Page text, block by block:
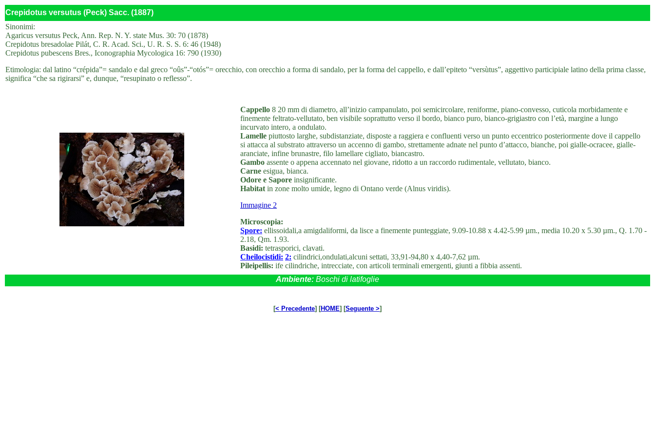
Crepidotus versutus (Peck) Sacc. (1887)
Sinonimi:
Agaricus versutus Peck, Ann. Rep. N. Y. state Mus. 30: 70 (1878)
Crepidotus bresadolae Pilát, C. R. Acad. Sci., U. R. S. S. 6: 46 (1948)
Crepidotus pubescens Bres., Iconographia Mycologica 16: 790 (1930)
Etimologia: dal latino “crépida”= sandalo e dal greco “oûs”-“otós”= orecchio, con orecchio a forma di sandalo, per la forma del cappello, e dall’epiteto “versùtus”, aggettivo participiale latino della prima classe,
significa “che sa rigirarsi” e, dunque, “resupinato o reflesso”.
Cappello 8 20 mm di diametro, all’inizio campanulato, poi semicircolare, reniforme, piano-convesso, cuticola morbidamente e
finemente feltrato-vellutato, ben visibile soprattutto verso il bordo, bianco puro, bianco-grigiastro con l’età, margine a lungo
incurvato intero, a ondulato.
Lamelle piuttosto larghe, subdistanziate, disposte a raggiera e confluenti verso un punto eccentrico posteriormente dove il cappello
si attacca al substrato attraverso un accenno di gambo, strettamente adnate nel punto d’attacco, bianche, poi gialle-ocracee, gialle-
aranciate, infine brunastre, filo lamellare cigliato, biancastro.
Gambo assente o appena accennato nel giovane, ridotto a un raccordo rudimentale, vellutato, bianco.
Carne esigua, bianca.
Odore e Sapore insignificante.
Habitat in zone molto umide, legno di Ontano verde (Alnus viridis).
Immagine 2
Microscopia:
Spore: ellissoidali,a amigdaliformi, da lisce a finemente punteggiate, 9.09-10.88 x 4.42-5.99 µm., media 10.20 x 5.30 µm., Q. 1.70 -
2.18, Qm. 1.93.
Basidi: tetrasporici, clavati.
Cheilocistidi: 2: cilindrici,ondulati,alcuni settati, 33,91-94,80 x 4,40-7,62 µm.
Pileipellis: ife cilindriche, intrecciate, con articoli terminali emergenti, giunti a fibbia assenti.
Ambiente: Boschi di latifoglie
[< Precedente] [HOME] [Seguente >]